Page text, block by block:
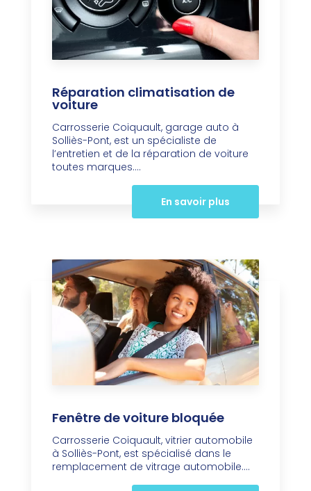
Réparation climatisation de
voiture
Carrosserie Coiquault, garage auto à
Solliès-Pont, est un spécialiste de
l’entretien et de la réparation de voiture
toutes marques....
En savoir plus
Fenêtre de voiture bloquée
Carrosserie Coiquault, vitrier automobile
à Solliès-Pont, est spécialisé dans le
remplacement de vitrage automobile....